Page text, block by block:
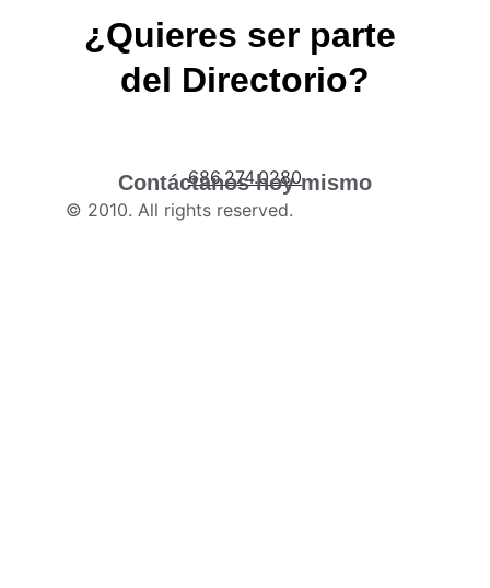
¿Quieres ser parte
del Directorio?
686.274.0280
Contáctanos hoy mismo
© 2010. All rights reserved.